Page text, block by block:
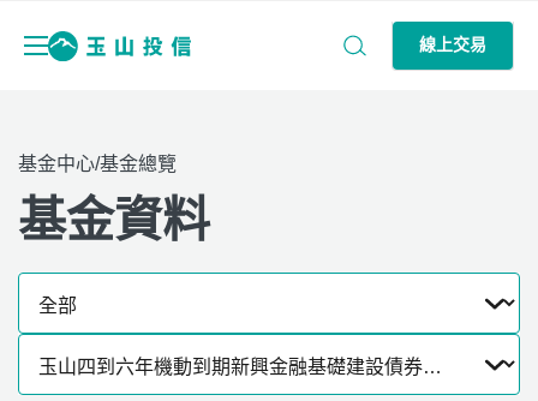
線上交易
基金中心/基金總覽
基金資料